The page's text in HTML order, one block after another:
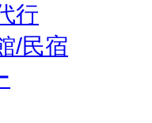
行
/民宿